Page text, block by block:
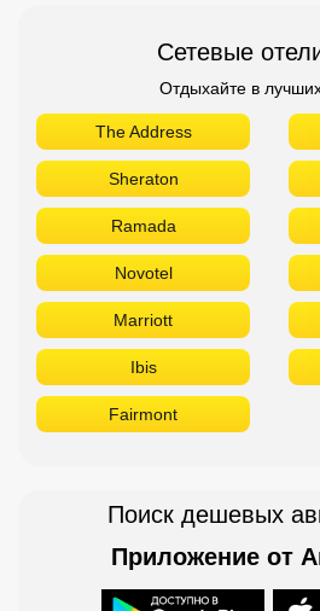
Сетевые
Отдыхайте в
The Address
Sheraton
Ramada
Novotel
Marriott
Ibis
Fairmont
Поиск дешевых
Приложение от